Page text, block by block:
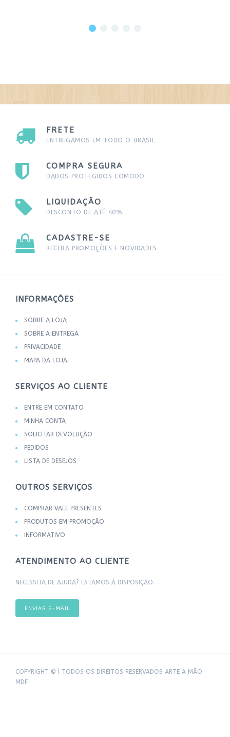
FRETE
ENTREGAMOS EM TODO O BRASIL
COMPRA SEGURA
DADOS PROTEGIDOS COMODO
LIQUIDAÇÃO
DESCONTO DE ATÉ 40%
CADASTRE-SE
RECEBA PROMOÇÕES E NOVIDADES
INFORMAÇÕES
SOBRE A LOJA
SOBRE A ENTREGA
PRIVACIDADE
MAPA DA LOJA
SERVIÇOS AO CLIENTE
ENTRE EM CONTATO
MINHA CONTA
SOLICITAR DEVOLUÇÃO
PEDIDOS
LISTA DE DESEJOS
OUTROS SERVIÇOS
COMPRAR VALE PRESENTES
PRODUTOS EM PROMOÇÃO
INFORMATIVO
ATENDIMENTO AO CLIENTE
NECESSITA DE AJUDA? ESTAMOS À DISPOSIÇÃO.
ENVIAR E-MAIL
COPYRIGHT © | TODOS OS DIREITOS RESERVADOS ARTE A MÃO
MDF